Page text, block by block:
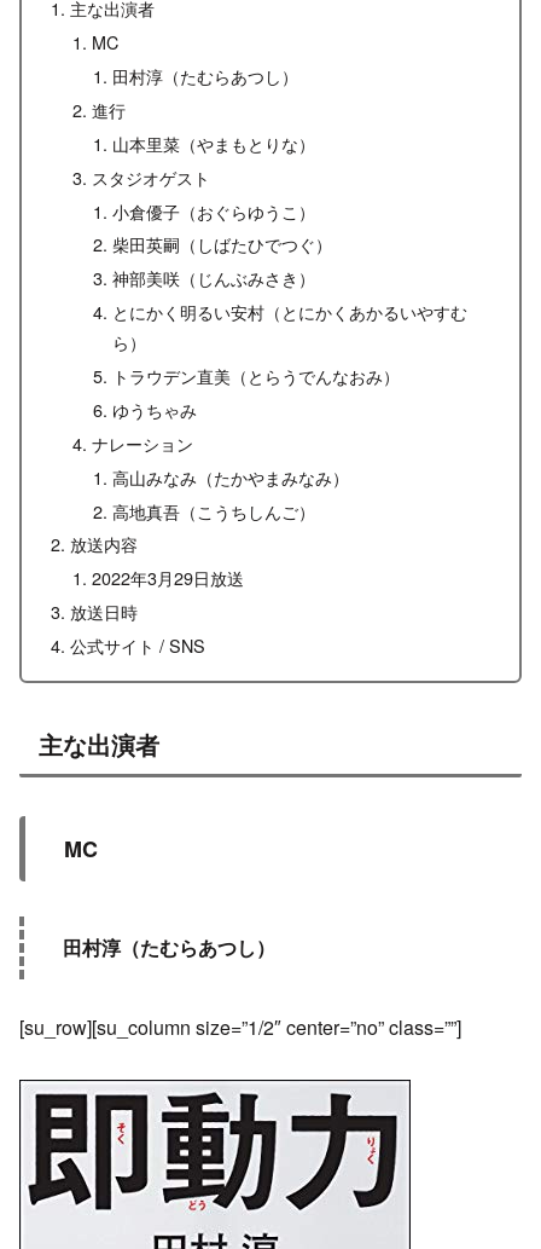
主な出演者
MC
田村淳（たむらあつし）
進行
山本里菜（やまもとりな）
スタジオゲスト
小倉優子（おぐらゆうこ）
柴田英嗣（しばたひでつぐ）
神部美咲（じんぶみさき）
とにかく明るい安村（とにかくあかるいやすむ
ら）
トラウデン直美（とらうでんなおみ）
ゆうちゃみ
ナレーション
高山みなみ（たかやまみなみ）
高地真吾（こうちしんご）
放送内容
2022年3月29日放送
放送日時
公式サイト / SNS
主な出演者
MC
田村淳（たむらあつし）
[su_row][su_column size=”1/2″ center=”no” class=””]